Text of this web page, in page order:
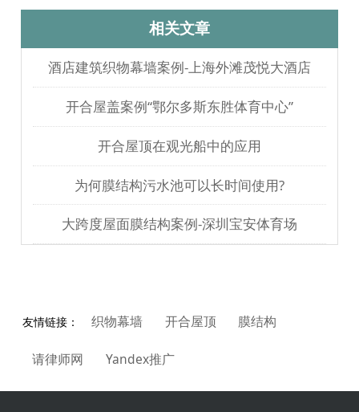
多久？
相关文章
酒店建筑织物幕墙案例-上海外滩茂悦大酒店
开合屋盖案例“鄂尔多斯东胜体育中心”
开合屋顶在观光船中的应用
为何膜结构污水池可以长时间使用?
大跨度屋面膜结构案例-深圳宝安体育场
友情链接： 织物幕墙 开合屋顶 膜结构
请律师网 Yandex推广